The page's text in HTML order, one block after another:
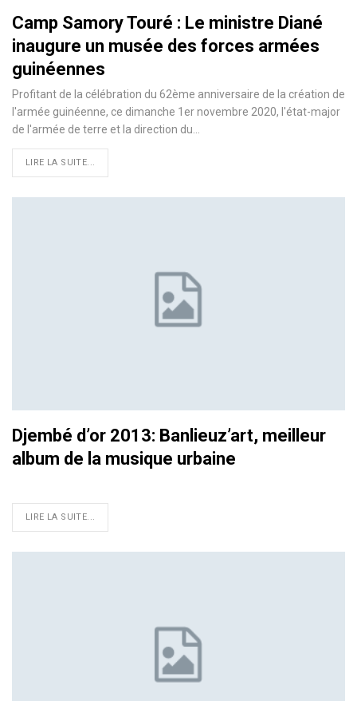
Camp Samory Touré : Le ministre Diané
inaugure un musée des forces armées
guinéennes
Profitant de la célébration du 62ème anniversaire de la création de
l'armée guinéenne, ce dimanche 1er novembre 2020, l'état-major
de l'armée de terre et la direction du
LIRE LA SUITE...
Djembé d’or 2013: Banlieuz’art, meilleur
album de la musique urbaine
LIRE LA SUITE...